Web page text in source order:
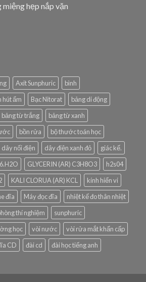
miệng hẹp nắp vặn
Axit Sunphuric
bình
hút ẩm Bạc Nitorat
bảng di động
bảng từ trắng
bảng từ xanh
bồn rửa
bộ thước toán học
dây nối điện dây điện xanh đỏ
giác kế.
GLYCERIN (AR) C3H8O3
h2s04
KALI CLORUA (AR) KCL
kính hiển vi
đĩa Máy đọc đĩa
nhiệt kế đo thân nhiệt
thí nghiệm
sunphuric
học vòi nước
vòi rửa mắt khẩn cấp
CD đài cd đài học tiếng anh